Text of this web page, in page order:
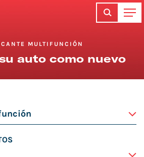
MULTIFUNCIÓN
auto como nuevo